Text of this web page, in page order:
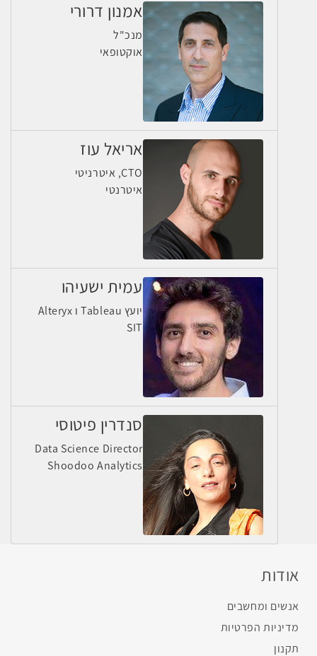
אמנון דרורי
מנכ"ל
אוקטופאי
אריאל עוז
CTO, איטרניטי
איטרנטי
עמית ישעיהו
יועץ Tableau ו Alteryx
SIT
סנדרין פיטוסי
Data Science Director
Shoodoo Analytics
אודות
אנשים ומחשבים
מדיניות הפרטיות
תקנון